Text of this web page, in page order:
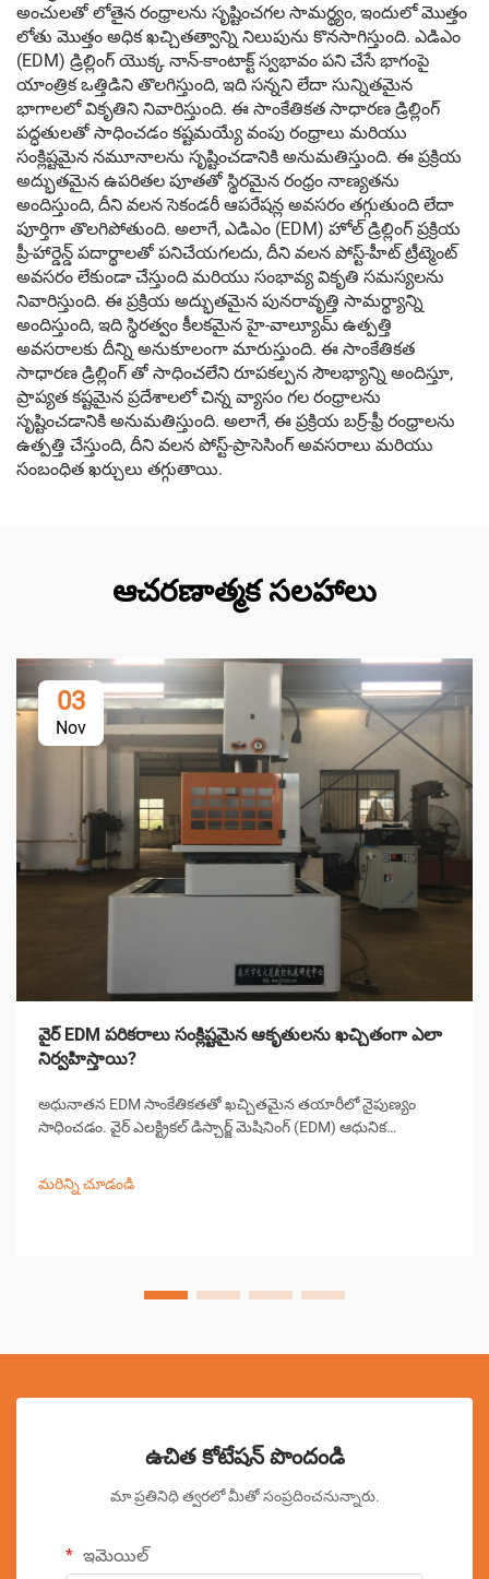
అంచులతో లోతైన రంధ్రాలను సృష్టించగల సామర్థ్యం, ఇందులో మొత్తం
లోతు మొత్తం అధిక ఖచ్చితత్వాన్ని నిలుపును కొనసాగిస్తుంది. ఎడిఎం
(EDM) డ్రిల్లింగ్ యొక్క నాన్-కాంటాక్ట్ స్వభావం పని చేసే భాగంపై
యాంత్రిక ఒత్తిడిని తొలగిస్తుంది, ఇది సన్నని లేదా సున్నితమైన
భాగాలలో వికృతిని నివారిస్తుంది. ఈ సాంకేతికత సాధారణ డ్రిల్లింగ్
పద్ధతులతో సాధించడం కష్టమయ్యే వంపు రంధ్రాలు మరియు
సంక్లిష్టమైన నమూనాలను సృష్టించడానికి అనుమతిస్తుంది. ఈ ప్రక్రియ
అద్భుతమైన ఉపరితల పూతతో స్థిరమైన రంధ్రం నాణ్యతను
అందిస్తుంది, దీని వలన సెకండరీ ఆపరేషన్ల అవసరం తగ్గుతుంది లేదా
పూర్తిగా తొలగిపోతుంది. అలాగే, ఎడిఎం (EDM) హోల్ డ్రిల్లింగ్ ప్రక్రియ
ప్రీ-హార్డెన్డ్ పదార్థాలతో పనిచేయగలదు, దీని వలన పోస్ట్-హీట్ ట్రీట్మెంట్
అవసరం లేకుండా చేస్తుంది మరియు సంభావ్య వికృతి సమస్యలను
నివారిస్తుంది. ఈ ప్రక్రియ అద్భుతమైన పునరావృత్తి సామర్థ్యాన్ని
అందిస్తుంది, ఇది స్థిరత్వం కీలకమైన హై-వాల్యూమ్ ఉత్పత్తి
అవసరాలకు దీన్ని అనుకూలంగా మారుస్తుంది. ఈ సాంకేతికత
సాధారణ డ్రిల్లింగ్ తో సాధించలేని రూపకల్పన సౌలభ్యాన్ని అందిస్తూ,
ప్రాప్యత కష్టమైన ప్రదేశాలలో చిన్న వ్యాసం గల రంధ్రాలను
సృష్టించడానికి అనుమతిస్తుంది. అలాగే, ఈ ప్రక్రియ బర్ర్-ఫ్రీ రంధ్రాలను
ఉత్పత్తి చేస్తుంది, దీని వలన పోస్ట్-ప్రాసెసింగ్ అవసరాలు మరియు
సంబంధిత ఖర్చులు తగ్గుతాయి.
ఆచరణాత్మక సలహాలు
03
Nov
వైర్ EDM పరికరాలు సంక్లిష్టమైన ఆకృతులను ఖచ్చితంగా ఎలా
నిర్వహిస్తాయి?
అధునాతన EDM సాంకేతికతతో ఖచ్చితమైన తయారీలో నైపుణ్యం
సాధించడం. వైర్ ఎలక్ట్రికల్ డిస్చార్జ్ మెషినింగ్ (EDM) ఆధునిక
సామర్థ్యాలను అందిస్తుంది...
మరిన్ని చూడండి
ఉచిత కోటేషన్ పొందండి
మా ప్రతినిధి త్వరలో మీతో సంప్రదించనున్నారు.
ఇమెయిల్